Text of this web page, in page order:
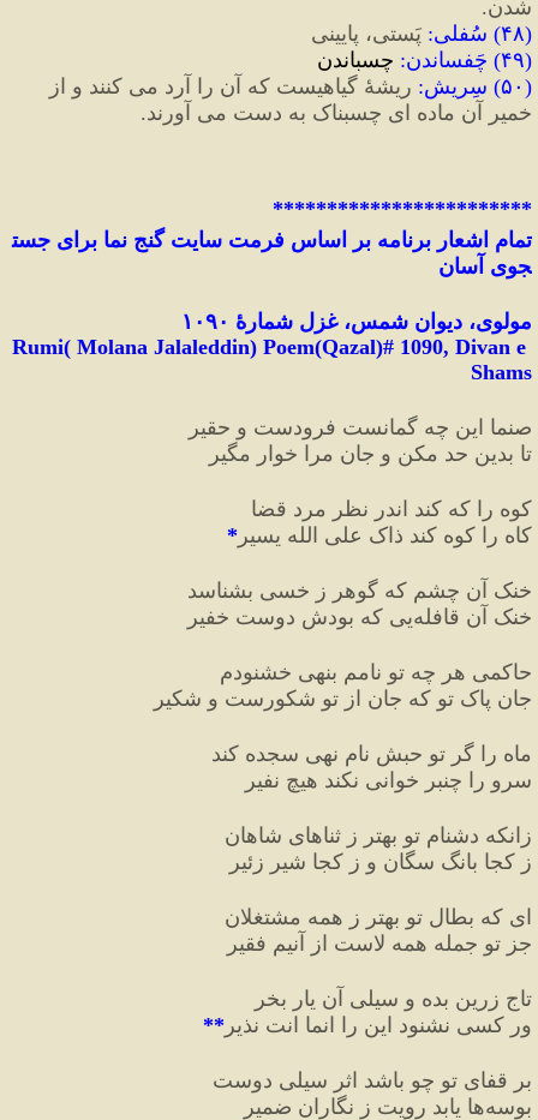
شدن.
(۴۸) سُفلی: پَستی، پایینی
(۴۹) چَفساندن: چسباندن
( ۵۰) سِریش:
خمیر آن ماده ای چسبناک به دست می آورند.
************************
تمام اشعار برنامه بر اساس فرمت سایت گنج نما برای جست
جوی آسان
مولوی، دیوان شمس، غزل شمارهٔ ۱۰۹۰
Rumi( Molana Jalaleddin) Poem(Qazal)# 1090, Divan e
Shams
صنما این چه گمانست فرودست و حقیر
تا بدین حد مکن و جان مرا خوار مگیر
کوه را که کند اندر نظر مرد قضا
کاه را کوه کند ذاک علی الله یسیر *
خنک آن چشم که گوهر ز خسی بشناسد
خنک آن قافلهیی که بودش دوست خفیر
حاکمی هر چه تو نامم بنهی خشنودم
جان پاک تو که جان از تو شکورست و شکیر
ماه را گر تو حبش نام نهی سجده کند
سرو را چنبر خوانی نکند هیچ نفیر
زانکه دشنام تو بهتر ز ثناهای شاهان
ز کجا بانگ سگان و ز کجا شیر زئیر
ای که بطال تو بهتر ز همه مشتغلان
جز تو جمله همه لاست از آنیم فقیر
تاج زرین بده و سیلی آن یار بخر
ور کسی نشنود این را انما انت نذیر **
بر قفای تو چو باشد اثر سیلی دوست
بوسهها یابد رویت ز نگاران ضمیر